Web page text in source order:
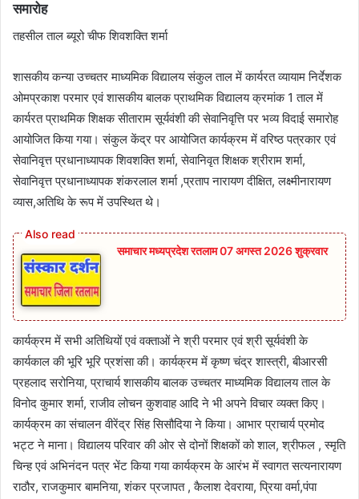
समारोह
तहसील ताल ब्यूरो चीफ शिवशक्ति शर्मा
शासकीय कन्या उच्चतर माध्यमिक विद्यालय संकुल ताल में कार्यरत व्यायाम निर्देशक
ओमप्रकाश परमार एवं शासकीय बालक प्राथमिक विद्यालय क्रमांक 1 ताल में
कार्यरत प्राथमिक शिक्षक सीताराम सूर्यवंशी की सेवानिवृत्ति पर भव्य विदाई समारोह
आयोजित किया गया। संकुल केंद्र पर आयोजित कार्यक्रम में वरिष्ठ पत्रकार एवं
सेवानिवृत्त प्रधानाध्यापक शिवशक्ति शर्मा, सेवानिवृत शिक्षक श्रीराम शर्मा,
सेवानिवृत्त प्रधानाध्यापक शंकरलाल शर्मा ,प्रताप नारायण दीक्षित, लक्ष्मीनारायण
व्यास,अतिथि के रूप में उपस्थित थे।
समाचार मध्यप्रदेश रतलाम 07 अगस्त 2026 शुक्रवार
कार्यक्रम में सभी अतिथियों एवं वक्ताओं ने श्री परमार एवं श्री सूर्यवंशी के
कार्यकाल की भूरि भूरि प्रशंसा की। कार्यक्रम में कृष्ण चंद्र शास्त्री, बीआरसी
प्रहलाद सरोनिया, प्राचार्य शासकीय बालक उच्चतर माध्यमिक विद्यालय ताल के
विनोद कुमार शर्मा, राजीव लोचन कुशवाह आदि ने भी अपने विचार व्यक्त किए।
कार्यक्रम का संचालन वीरेंद्र सिंह सिसौदिया ने किया। आभार प्राचार्य प्रमोद
भट्ट ने माना। विद्यालय परिवार की ओर से दोनों शिक्षकों को शाल, श्रीफल , स्मृति
चिन्ह एवं अभिनंदन पत्र भेंट किया गया कार्यक्रम के आरंभ में स्वागत सत्यनारायण
राठौर, राजकुमार बामनिया, शंकर प्रजापत , कैलाश देवराया, प्रिया वर्मा,पंपा